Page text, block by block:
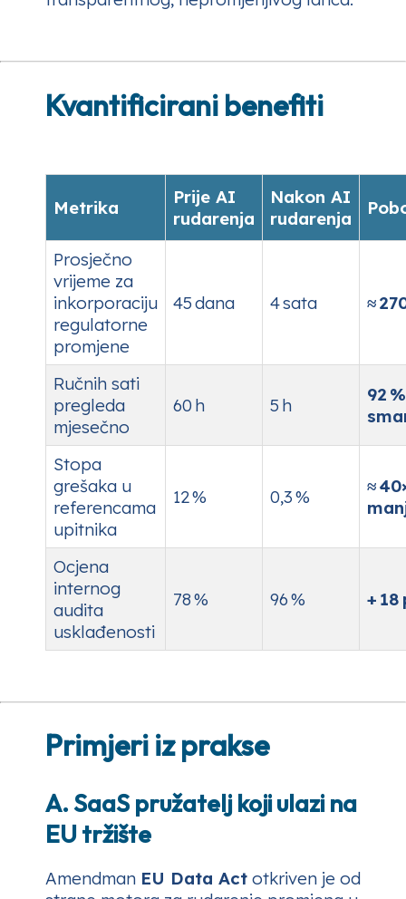
Kvantificirani benefiti
Metrika
Prije AI
rudarenja
Nakon AI
rudarenja
Prosječno
vrijeme za
inkorporaciju
regulatorne
promjene
45 dana 4 sata ≈
Ručnih sati
pregleda
mjesečno
60 h 5 h
92 %
Stopa
grešaka u
referencama
upitnika
12 % 0,3 %
≈
Ocjena
internog
audita
usklađenosti
78 % 96 % + 18
Primjeri iz prakse
A. SaaS pružatelj koji ulazi na
EU tržište
Amendman EU Data Act otkriven je od